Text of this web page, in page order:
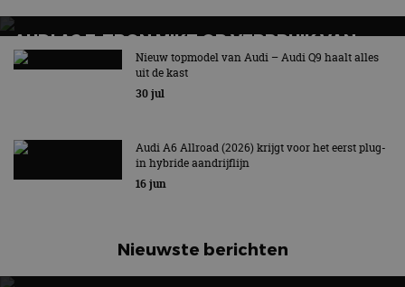
AUDI A2 E-TRON MIKT OP VERBRUIK VAN
12,8 KWH PER 100 KILOMETER
Nieuw topmodel van Audi – Audi Q9 haalt alles
uit de kast
30 jul
Audi A6 Allroad (2026) krijgt voor het eerst plug-
in hybride aandrijflijn
16 jun
Nieuwste berichten